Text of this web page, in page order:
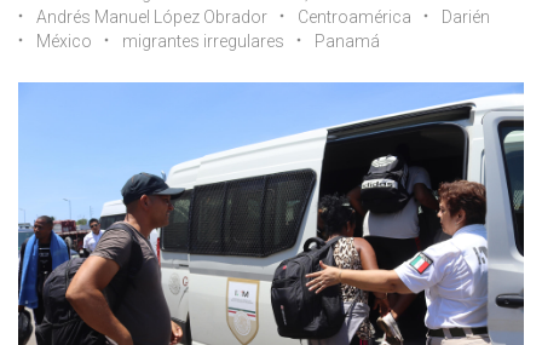
Andrés Manuel López Obrador
Centroamérica
Darién
México
migrantes irregulares Panamá